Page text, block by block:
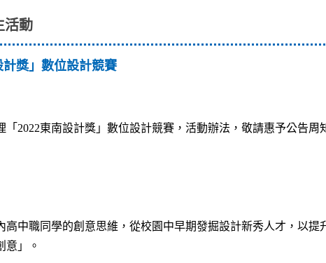
活動
計獎」數位設計競賽
「2022東南設計獎」數位設計競賽，活動辦法，敬請惠予公告
高中職同學的創意思維，從校園中早期發掘設計新秀人才，以提
意」。